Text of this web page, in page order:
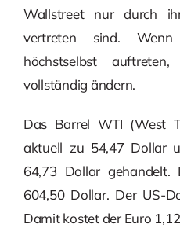
Wallstreet nur durch
vertreten sind.
höchstselbst
vollständig ändern.
Das Barrel WTI (West
aktuell zu 54,47 Dollar
64,73 Dollar gehandelt.
604,50 Dollar. Der US-
Damit kostet der Euro